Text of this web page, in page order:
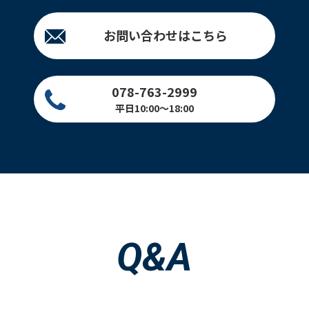
お問い合わせはこちら
078-763-2999
平日10:00～18:00
Q&A